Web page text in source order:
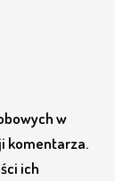
w
komentarza.
ich